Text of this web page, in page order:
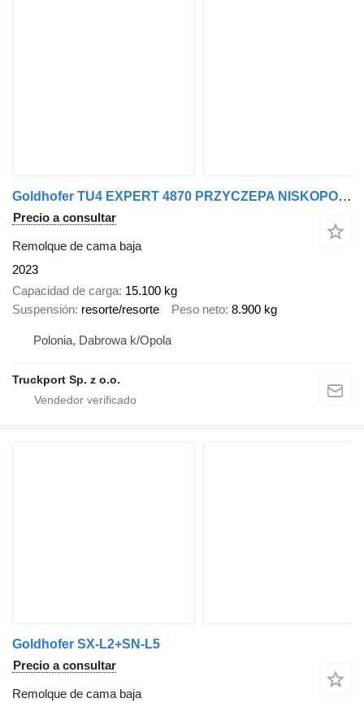
Goldhofer TU4 EXPERT 4870 PRZYCZEPA NISKOPODWOZIOWA
Precio a consultar
Remolque de cama baja
2023
Capacidad de carga 15.100 kg
Suspensión resorte/resorte Peso neto 8.900 kg
Polonia, Dabrowa k/Opola
Truckport Sp. z o.o.
Goldhofer SX-L2+SN-L5
Precio a consultar
Remolque de cama baja